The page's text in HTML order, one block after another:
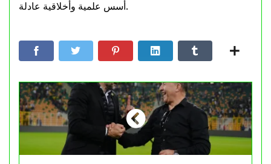
أسس علمية وأخلاقية عادلة.